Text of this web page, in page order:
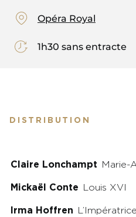
Opéra Royal
1h30 sans entracte
DISTRIBUTION
Claire Lonchampt Marie-
Mickaël Conte Louis XVI
Irma Hoffren